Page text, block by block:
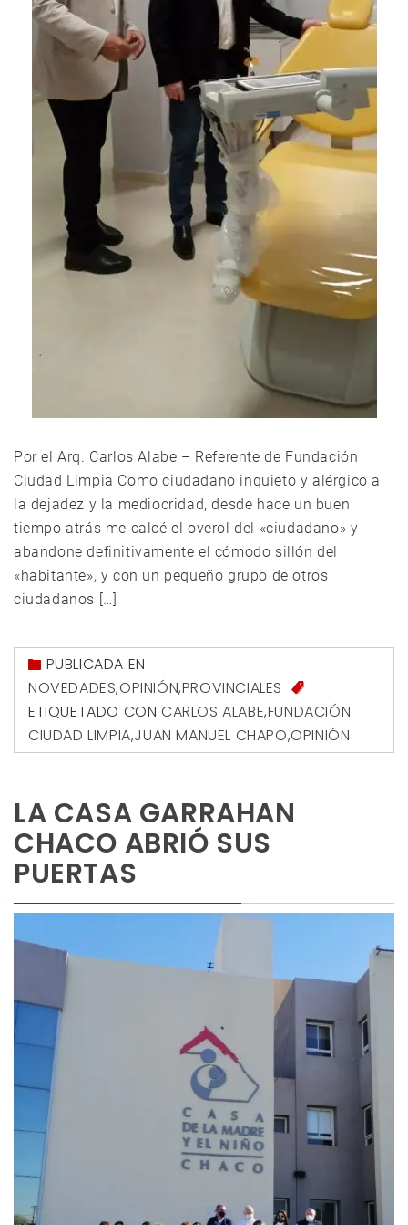
Por el Arq. Carlos Alabe – Referente de Fundación
Ciudad Limpia Como ciudadano inquieto y alérgico a
la dejadez y la mediocridad, desde hace un buen
tiempo atrás me calcé el overol del «ciudadano» y
abandone definitivamente el cómodo sillón del
«habitante», y con un pequeño grupo de otros
ciudadanos […]
PUBLICADA EN
NOVEDADES,OPINIÓN,PROVINCIALES
ETIQUETADO CON CARLOS ALABE,FUNDACIÓN
CIUDAD LIMPIA,JUAN MANUEL CHAPO,OPINIÓN
LA CASA GARRAHAN
CHACO ABRIÓ SUS
PUERTAS